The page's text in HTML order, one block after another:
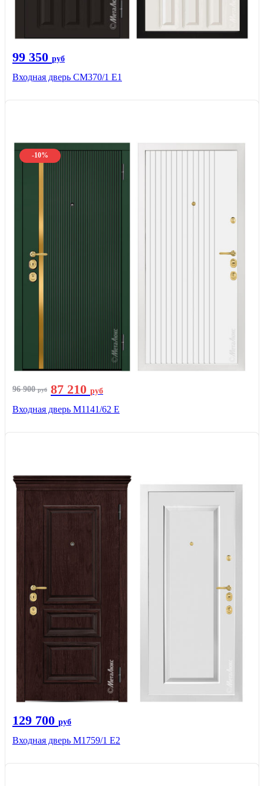
99 350 руб
Входная дверь СМ370/1 Е1
-10%
96 900руб 87 210 руб
Входная дверь М1141/62 Е
129 700 руб
Входная дверь М1759/1 Е2